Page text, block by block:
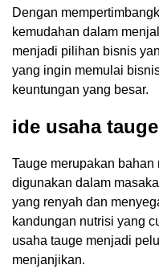
Dengan
kemudahan dalam
menjadi pilihan bisnis
yang ingin memulai
keuntungan yang besar.
ide usaha tauge
Tauge merupakan
digunakan dalam
yang renyah dan
kandungan nutrisi yang
usaha tauge menjadi
menjanjikan.